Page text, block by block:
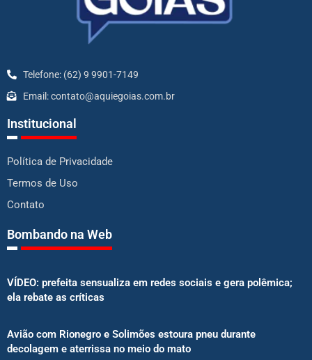
Telefone: (62) 9 9901-7149
Email: contato@aquiegoias.com.br
Institucional
Política de Privacidade
Termos de Uso
Contato
Bombando na Web
VÍDEO: prefeita sensualiza em redes sociais e gera polêmica;
ela rebate as críticas
Avião com Rionegro e Solimões estoura pneu durante
decolagem e aterrissa no meio do mato